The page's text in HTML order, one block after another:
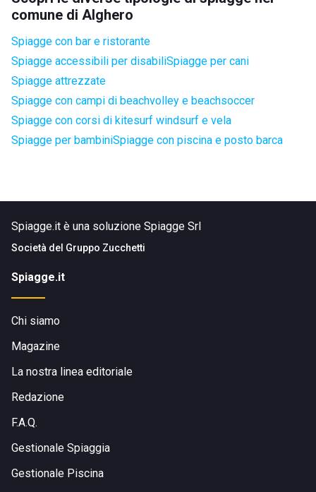
comune di Alghero
Spiagge con bar e ristorante
Spiagge accessibili per disabiliSpiagge per cani
Spiagge attrezzate
Spiagge con campi di beachvolley e beachsoccer
Spiagge con corsi di kitesurf windsurf e vela
Spiagge per bambiniSpiagge con piscina e posto barca
Spiagge.it è una soluzione Spiagge Srl
Società del Gruppo Zucchetti
Spiagge.it
Chi siamo
Magazine
La nostra linea editoriale
Redazione
F.A.Q.
Gestionale Spiaggia
Gestionale Piscina